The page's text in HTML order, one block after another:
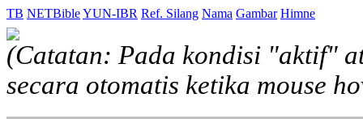
TB NETBibleYUN-IBR Ref. Silang Nama Gambar Himne
(Catatan: Pada kondisi "aktif"
secara otomatis ketika mouse